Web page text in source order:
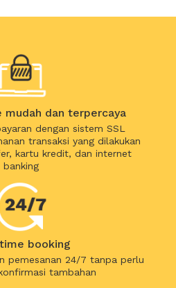
mudah dan terpercaya
dengan sistem SSL
transaksi yang dilakukan
kartu kredit, dan internet
banking
booking
pemesanan 24/7 tanpa perlu
tambahan